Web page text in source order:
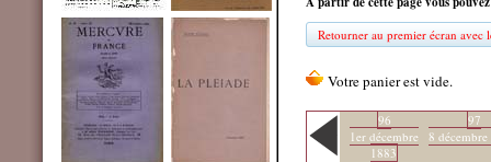
Retourner au premier écran avec
96
1er décembre
1883
97
8